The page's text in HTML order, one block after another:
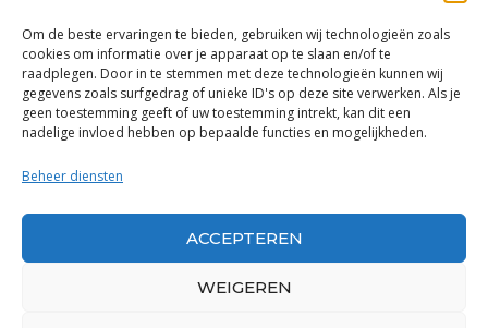
Om de beste ervaringen te bieden, gebruiken wij technologieën zoals
cookies om informatie over je apparaat op te slaan en/of te
raadplegen. Door in te stemmen met deze technologieën kunnen wij
gegevens zoals surfgedrag of unieke ID's op deze site verwerken. Als je
geen toestemming geeft of uw toestemming intrekt, kan dit een
nadelige invloed hebben op bepaalde functies en mogelijkheden.
Beheer diensten
ACCEPTEREN
WEIGEREN
“Voor de mooiste Blues, Rock, Roots &
Americana”
Copyright 2019 – 2026 Bluestown Music – All